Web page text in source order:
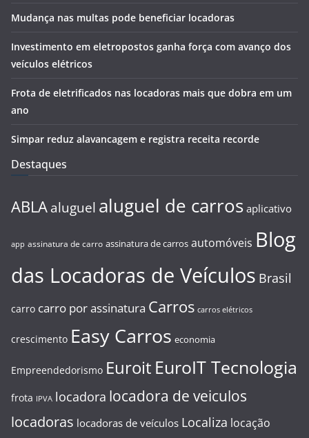
Mudança nas multas pode beneficiar locadoras
Investimento em eletropostos ganha força com avanço dos
veículos elétricos
Frota de eletrificados nas locadoras mais que dobra em um
ano
Simpar reduz alavancagem e registra receita recorde
Destaques
ABLA aluguel aluguel de carros aplicativo
app assinatura de carro assinatura de carros automóveis Blog
das Locadoras de Veículos Brasil
carro carro por assinatura Carros carros elétricos
crescimento Easy Carros economia
Empreendedorismo Euroit EuroIT Tecnologia
frota IPVA locadora locadora de veiculos
locadoras locadoras de veículos Localiza locação